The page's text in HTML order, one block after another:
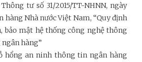
tư số 31/2015/TT-NHNN, ngày
hàng Nhà nước Việt Nam, “Quy định
bảo mật hệ thống công nghệ thông
hàng”
hổng an ninh thông tin ngân hàng